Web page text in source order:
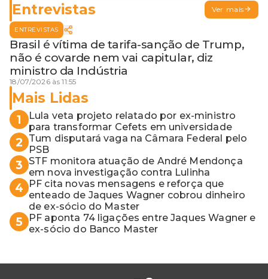
Entrevistas Ver mais
ENTREVISTAS
Brasil é vítima de tarifa-sanção de Trump,
não é covarde nem vai capitular, diz
ministro da Indústria
18/07/2026 às 11:55
Mais Lidas
1
Lula veta projeto relatado por ex-ministro
para transformar Cefets em universidade
2
Tum disputará vaga na Câmara Federal pelo
PSB
3
STF monitora atuação de André Mendonça
em nova investigação contra Lulinha
4
PF cita novas mensagens e reforça que
enteado de Jaques Wagner cobrou dinheiro
de ex-sócio do Master
5
PF aponta 74 ligações entre Jaques Wagner e
ex-sócio do Banco Master